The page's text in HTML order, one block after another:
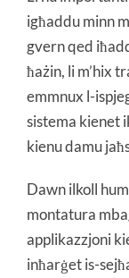
igħaddu minn
gvern qed
ħażin, li m’hix
emmnux l-
sistema kienet
kienu damu
Dawn ilkoll
montatura
applikazzjoni
inħarġet is-